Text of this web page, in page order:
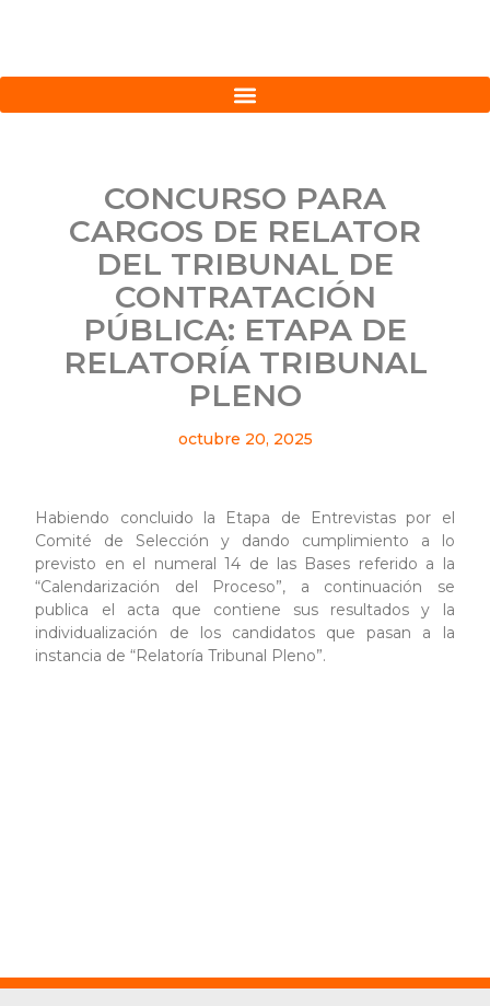
CONCURSO PARA
CARGOS DE RELATOR
DEL TRIBUNAL DE
CONTRATACIÓN
PÚBLICA: ETAPA DE
RELATORÍA TRIBUNAL
PLENO
octubre 20, 2025
Habiendo concluido la Etapa de Entrevistas por el
Comité de Selección y dando cumplimiento a lo
previsto en el numeral 14 de las Bases referido a la
“Calendarización del Proceso”, a continuación se
publica el acta que contiene sus resultados y la
individualización de los candidatos que pasan a la
instancia de “Relatoría Tribunal Pleno”.